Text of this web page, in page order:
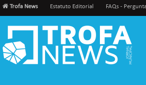
Trofa News Estatuto Editorial FAQs -